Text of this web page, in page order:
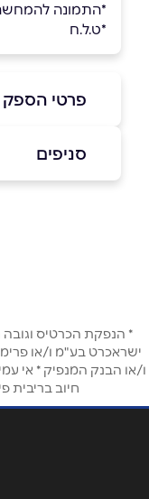
*התמונה
*ט.ל.ח
פרטי הספק
039365595
טלפון*
אימייל*
סניפים
* הנפקת הכרטיס
ישראכרט בע"מ ו/או
ו/או הבנק המנפיק * אי
חיוב בריבית